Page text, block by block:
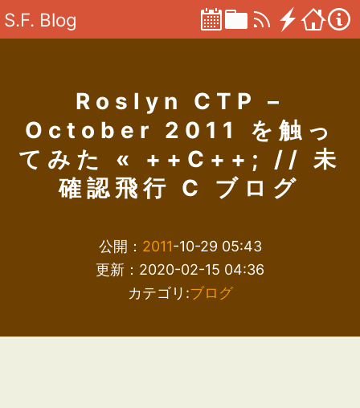
S.F. Blog
Roslyn CTP –
October 2011 を触っ
てみた « ++C++; // 未
確認飛行 C ブログ
公開： 2011-10-29 05:43
更新：2020-02-15 04:36
カテゴリ:ブログ